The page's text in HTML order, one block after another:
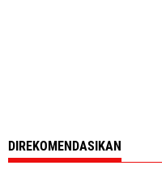
DIREKOMENDASIKAN